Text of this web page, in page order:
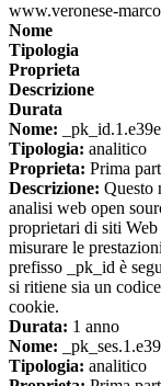
www.veronese-
Nome
Tipologia
Proprieta
Descrizione
Durata
Nome: _pk_id.1.e39e
Tipologia: analitico
Proprieta: Prima
Descrizione: Questo
analisi web open
proprietari di siti
misurare le
prefisso _pk_id è
si ritiene sia un
cookie.
Durata: 1 anno
Nome:
Tipologia: analitico